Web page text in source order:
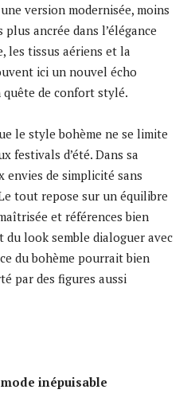
version modernisée, moins
ancrée dans l’élégance
les tissus aériens et la
ici un nouvel écho
quête de confort stylé.
le style bohème ne se limite
festivals d’été. Dans sa
envies de simplicité sans
tout repose sur un équilibre
et références bien
du look semble dialoguer avec
du bohème pourrait bien
par des figures aussi
inépuisable